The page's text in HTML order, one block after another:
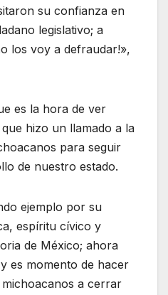
su confianza en
legislativo; a
los voy a defraudar!»,
es la hora de ver
hizo un llamado a la
para seguir
de nuestro estado.
ejemplo por su
espíritu cívico y
de México; ahora
es momento de hacer
a cerrar